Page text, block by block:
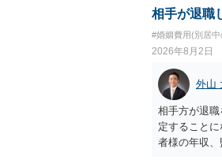
相手が退職
#婚姻費用(別居
2026年8月2日
外山
相手方が退
定すること
者様の年収